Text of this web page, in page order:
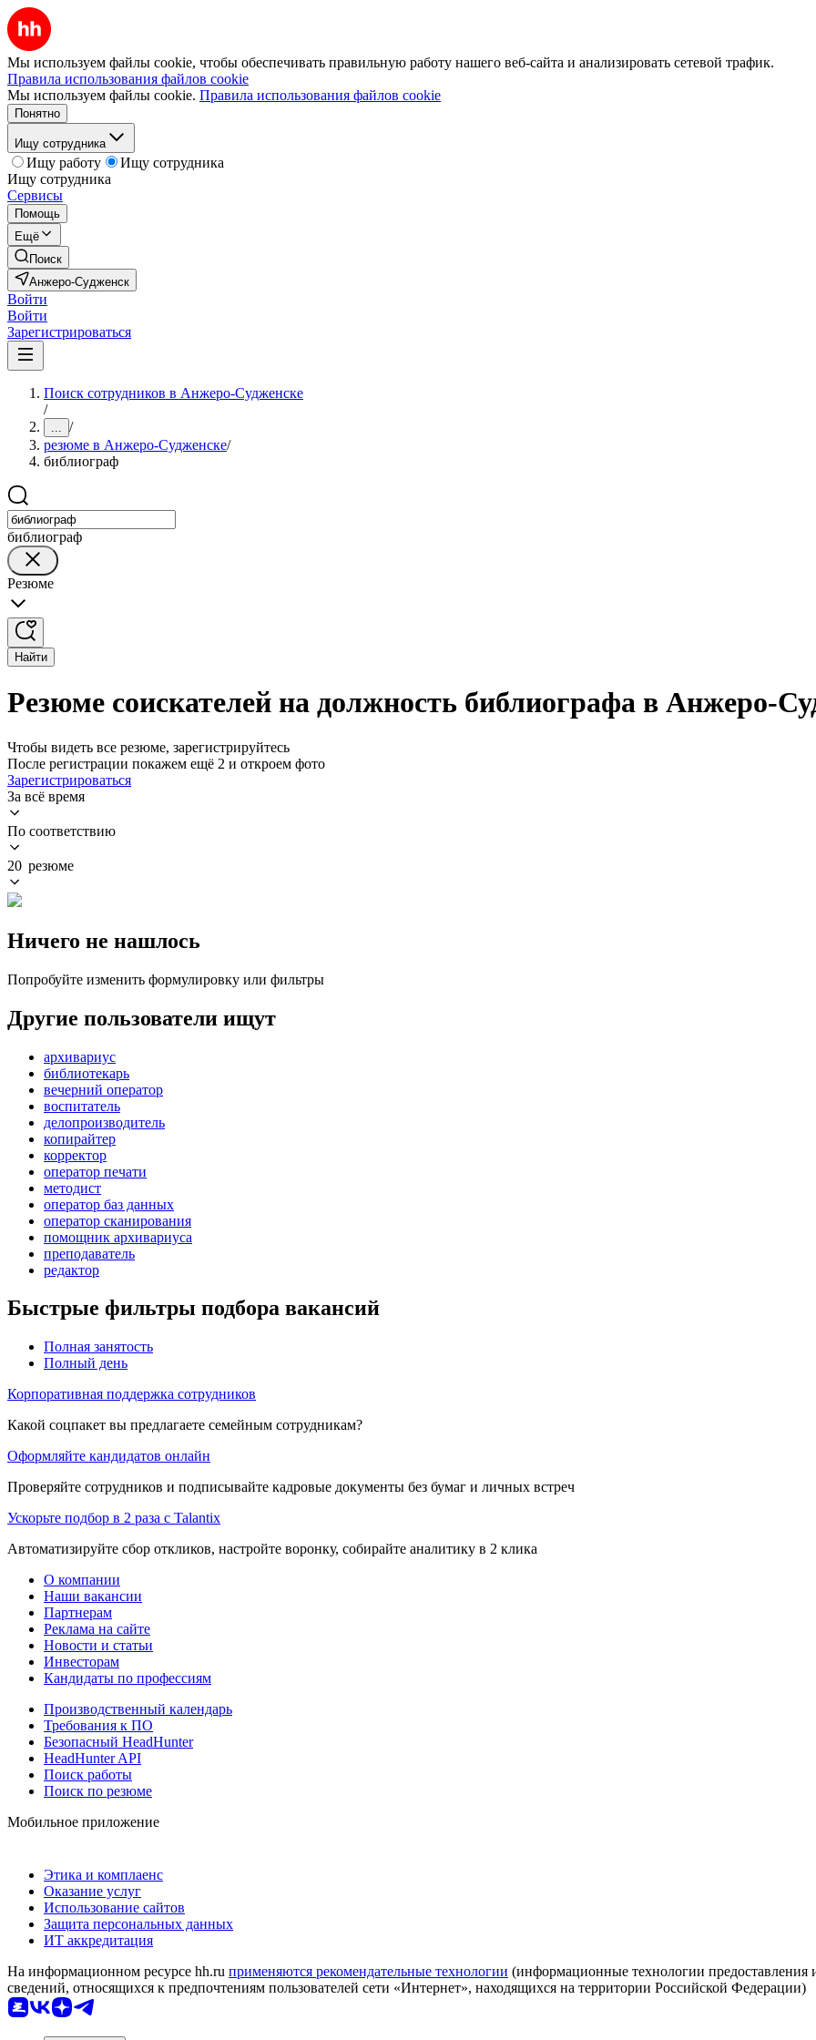
Мы используем файлы cookie, чтобы обеспечивать правильную работу нашего веб-сайта и анализировать сетевой трафик.
Правила использования файлов cookie
Мы используем файлы cookie. Правила использования файлов cookie
Понятно
Ищу сотрудника
Ищу работу
Ищу сотрудника
Ищу сотрудника
Сервисы
Помощь
Ещё
Поиск
Анжеро-Судженск
Войти
Войти
Зарегистрироваться
Поиск сотрудников в Анжеро-Судженске
/
... /
резюме в Анжеро-Судженске/
библиограф
библиограф
Резюме
Найти
Резюме соискателей на должность библиографа в Анжеро-
Чтобы видеть все резюме, зарегистрируйтесь
После регистрации покажем ещё 2 и откроем фото
Зарегистрироваться
За всё время
По соответствию
20 резюме
Ничего не нашлось
Попробуйте изменить формулировку или фильтры
Другие пользователи ищут
архивариус
библиотекарь
вечерний оператор
воспитатель
делопроизводитель
копирайтер
корректор
оператор печати
методист
оператор баз данных
оператор сканирования
помощник архивариуса
преподаватель
редактор
Быстрые фильтры подбора вакансий
Полная занятость
Полный день
Корпоративная поддержка сотрудников
Какой соцпакет вы предлагаете семейным сотрудникам?
Оформляйте кандидатов онлайн
Проверяйте сотрудников и подписывайте кадровые документы без бумаг и личных встреч
Ускорьте подбор в 2 раза с Talantix
Автоматизируйте сбор откликов, настройте воронку, собирайте аналитику в 2 клика
О компании
Наши вакансии
Партнерам
Реклама на сайте
Новости и статьи
Инвесторам
Кандидаты по профессиям
Производственный календарь
Требования к ПО
Безопасный HeadHunter
HeadHunter API
Поиск работы
Поиск по резюме
Мобильное приложение
Этика и комплаенс
Оказание услуг
Использование сайтов
Защита персональных данных
ИТ аккредитация
На информационном ресурсе hh.ru применяются рекомендательные технологии (информационные технологии предоставления
сведений, относящихся к предпочтениям пользователей сети «Интернет», находящихся на территории Российской Федерации)